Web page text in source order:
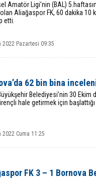
Amatör Ligi’nin (BAL)
Aliağaspor FK, 60 dakika 10
etti.
2022 Pazartesi 09:35
62 bin bina
Belediyesi’nin 30
hale getirmek için
2022 Cuma 11:25
FK 3 – 1 Bornova